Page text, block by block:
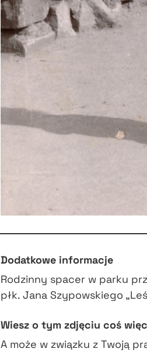
Dodatkowe informacje
Rodzinny spacer w parku
płk. Jana Szypowskiego
Wiesz o tym zdjęciu coś
A może w związku z Twoją